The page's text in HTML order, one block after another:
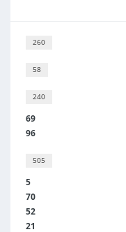
260
58
240
69
96
505
5
70
52
21